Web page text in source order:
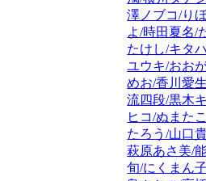
澤ノブコ/り
よ/時田夏名/
たけし/キタ
ユウキ/おお
めお/香川愛
流四段/黒木
ヒコ/ぬまた
たろう/山口
萩原あさ美/
旬/にくまん